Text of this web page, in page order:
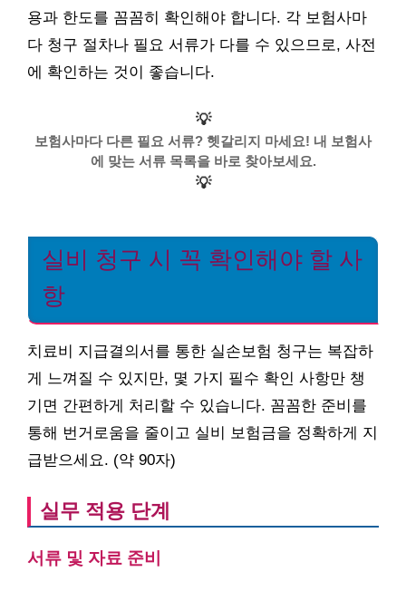
용과 한도를 꼼꼼히 확인해야 합니다. 각 보험사마
다 청구 절차나 필요 서류가 다를 수 있으므로, 사전
에 확인하는 것이 좋습니다.
💡
보험사마다 다른 필요 서류? 헷갈리지 마세요! 내 보험사
에 맞는 서류 목록을 바로 찾아보세요.
💡
실비 청구 시 꼭 확인해야 할 사
항
치료비 지급결의서를 통한 실손보험 청구는 복잡하
게 느껴질 수 있지만, 몇 가지 필수 확인 사항만 챙
기면 간편하게 처리할 수 있습니다. 꼼꼼한 준비를
통해 번거로움을 줄이고 실비 보험금을 정확하게 지
급받으세요. (약 90자)
실무 적용 단계
서류 및 자료 준비